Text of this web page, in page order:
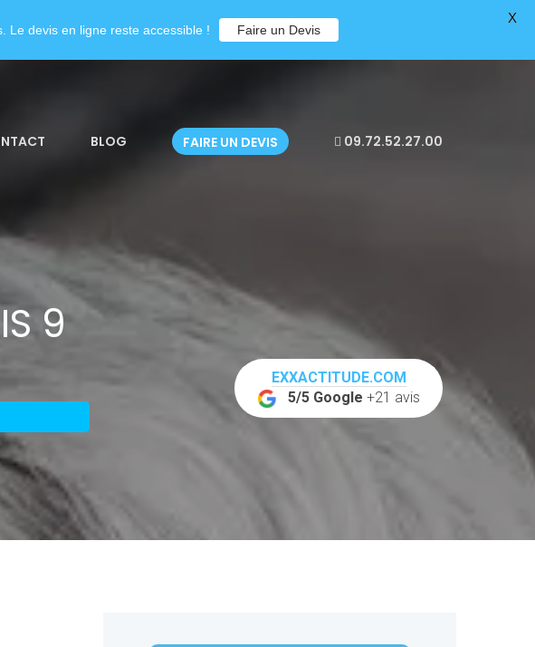
BLOG FAIRE UN DEVIS 09.72.52.27.00
9
EXXACTITUDE.COM
5/5 Google +21 avis
Le devis en ligne reste accessible ! Faire un Devis
X